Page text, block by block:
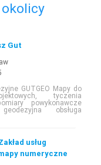
Gut
GUTGEO Mapy do
tyczenia
powykonawcze
obsługa
usług
numeryczne